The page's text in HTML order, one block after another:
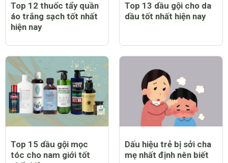
Top 12 thuốc tẩy quần
áo trắng sạch tốt nhất
hiện nay
Top 13 dầu gội cho da
dầu tốt nhất hiện nay
Top 15 dầu gội mọc
tóc cho nam giới tốt
Dấu hiệu trẻ bị sởi cha
mẹ nhất định nên biết